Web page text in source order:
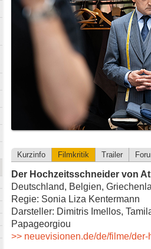
Kurzinfo Filmkritik Trailer
Der Hochzeitsschneider von
Deutschland, Belgien,
Regie: Sonia Liza Kentermann
Darsteller: Dimitris Imellos,
Papageorgiou
>> neuevisionen.de/de/filme/